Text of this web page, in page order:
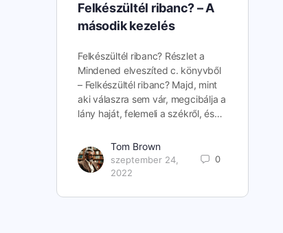
Felkészültél ribanc? – A
második kezelés
Felkészültél ribanc? Részlet a
Mindened elveszíted c. könyvből
– Felkészültél ribanc? Majd, mint
aki válaszra sem vár, megcibálja a
lány haját, felemeli a székről, és…
Tom Brown
szeptember 24,
2022
0